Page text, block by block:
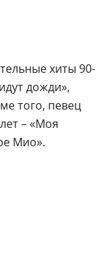
хиты 90-
дожди»,
того, певец
– «Моя
Мио».